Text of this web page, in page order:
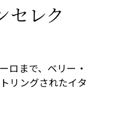
セレク
ロまで、ベリー・
リングされたイタ